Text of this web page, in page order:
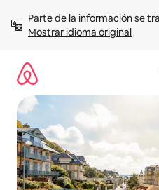
contenidoMostrar idioma original